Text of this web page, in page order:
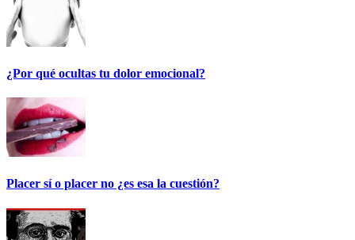
¿Por qué ocultas tu dolor emocional?
Placer sí o placer no ¿es esa la cuestión?